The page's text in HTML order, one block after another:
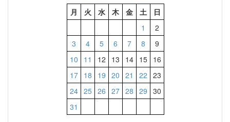
月
火 水 木 金 土
日
1
2
3
4 5 6 7 8
9
10
11 12 13 14 15
16
17
18 19 20 21 22 23
24 25 26 27 28 29 30
31